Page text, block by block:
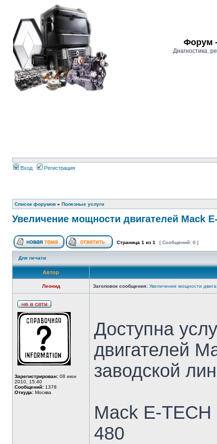
Форум -
Диагностика,
Вход Регистрация
Список форумов » Полезные услуги
Увеличение мощности двигателей Mack
Страница 1 из 1 [ Сообщений: 6 ]
Для печати
Автор
Леонид Заголовок сообщения: Увеличение мощности
Зарегистрирован: 08 июн
2010, 15:40
Сообщений: 1378
Откуда: Москва
Доступна
двигателей
заводской
Mack E-
480